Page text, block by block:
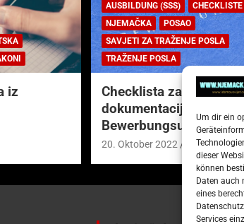
Um dir ein
dieser
können
Daten auch
eines
Services
iz
AUSBILDUNG (SSS)
CHECKLISTE
NJEMAČKA
POSAO
SAVJETI ZA TRAŽENJE POSLA
TRAŽENJE POSLA
Checklista za prijavnu
dokumentaciju (njem.
20. Oktober 2022 Redakcija